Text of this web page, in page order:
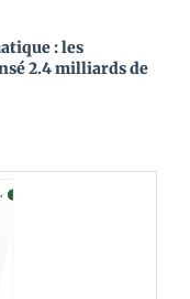
: les
2.4 milliards de